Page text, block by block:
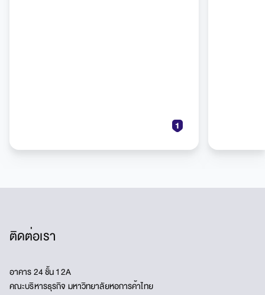
ติดต่อเรา
อาคาร 24 ชั้น 12A
คณะบริหารธุรกิจ มหาวิทยาลัยหอการค้าไทย